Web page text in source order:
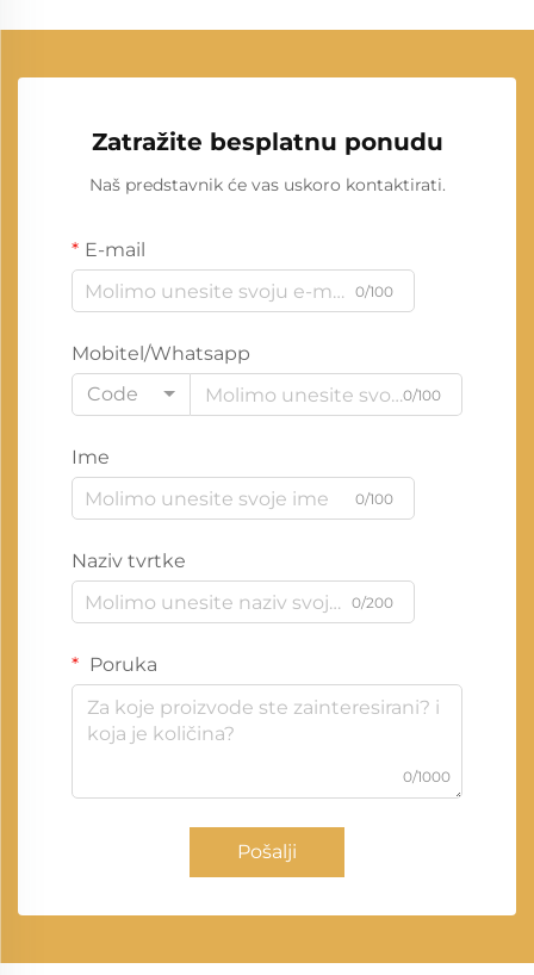
Zatražite besplatnu ponudu
Naš predstavnik će vas uskoro kontaktirati.
E-mail
0/100
Mobitel/Whatsapp
Code
0/100
Ime
0/100
Naziv tvrtke
0/200
Poruka
0/1000
Pošalji